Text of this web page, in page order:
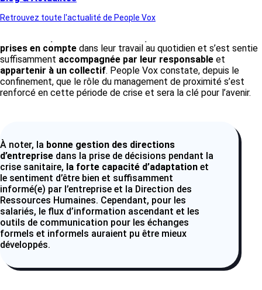
Retrouvez toute l'actualité de People Vox
récurrence.
D’autres résultats positifs. Une très
prises en compte dans leur travail au quotidien et s’est sentie
suffisamment accompagnée par leur responsable et
appartenir à un collectif. People Vox constate, depuis le
confinement, que le rôle du management de proximité s’est
renforcé en cette période de crise et sera la clé pour l’avenir.
À noter, la bonne gestion des directions
d’entreprise dans la prise de décisions pendant la
crise sanitaire, la forte capacité d’adaptation et
le sentiment d’être bien et suffisamment
informé(e) par l’entreprise et la Direction des
Ressources Humaines. Cependant, pour les
salariés, le flux d’information ascendant et les
outils de communication pour les échanges
formels et informels auraient pu être mieux
développés.